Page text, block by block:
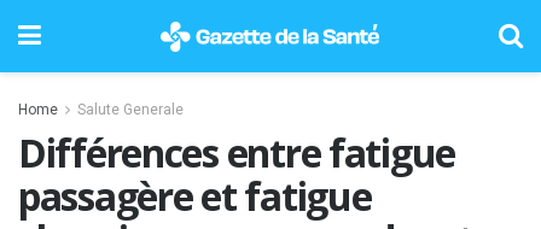
Home Salute Generale
Différences entre fatigue
passagère et fatigue